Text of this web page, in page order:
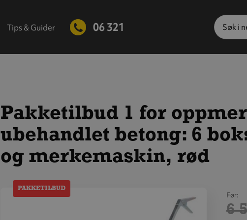
Tips & Guider 06 321
Søk
Pakketilbud 1 for
ubehandlet betong: 6
og merkemaskin, rød
PAKKETILBUD
Før
6